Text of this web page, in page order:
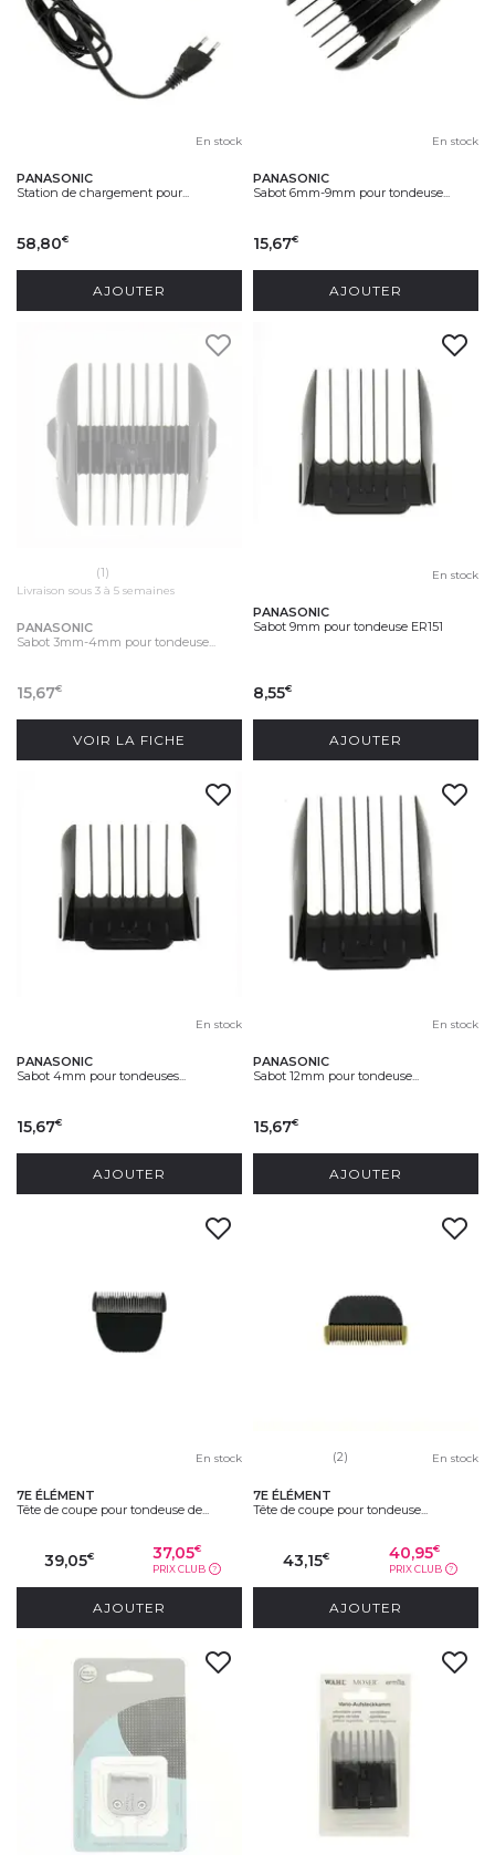
En stock
PANASONIC
Station de chargement pour...
58,80€
AJOUTER
En stock
PANASONIC
Sabot 6mm-9mm pour tondeuse...
15,67€
AJOUTER
(1)
Livraison sous 3 à 5 semaines
PANASONIC
Sabot 3mm-4mm pour tondeuse...
15,67€
VOIR LA FICHE
En stock
PANASONIC
Sabot 9mm pour tondeuse ER151
8,55€
AJOUTER
En stock
PANASONIC
Sabot 4mm pour tondeuses...
15,67€
AJOUTER
En stock
PANASONIC
Sabot 12mm pour tondeuse...
15,67€
AJOUTER
En stock
7E ÉLÉMENT
Tête de coupe pour tondeuse de...
39,05€ 37,05€
PRIX CLUB ?
AJOUTER
(2) En stock
7E ÉLÉMENT
Tête de coupe pour tondeuse...
43,15€ 40,95€
PRIX CLUB ?
AJOUTER